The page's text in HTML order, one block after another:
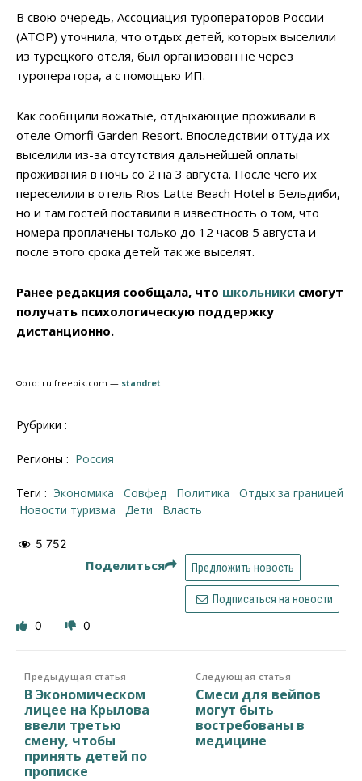
В свою очередь, Ассоциация туроператоров России
(АТОР) уточнила, что отдых детей, которых выселили
из турецкого отеля, был организован не через
туроператора, а с помощью ИП.
Как сообщили вожатые, отдыхающие проживали в
отеле Omorfi Garden Resort. Впоследствии оттуда их
выселили из-за отсутствия дальнейшей оплаты
проживания в ночь со 2 на 3 августа. После чего их
переселили в отель Rios Latte Beach Hotel в Бельдиби,
но и там гостей поставили в известность о том, что
номера проплачены только до 12 часов 5 августа и
после этого срока детей так же выселят.
Ранее редакция сообщала, что школьники смогут
получать психологическую поддержку
дистанционно.
Фото: ru.freepik.com — standret
Рубрики :
Регионы : Россия
Теги : Экономика Совфед политика
отдых за границей
новости туризма
дети власть
5 752
Поделиться Предложить новость
Подписаться на новости
0 0
Предыдущая статья
В Экономическом
лицее на Крылова
ввели третью
смену, чтобы
принять детей по
прописке
Следующая статья
Смеси для вейпов
могут быть
востребованы в
медицине